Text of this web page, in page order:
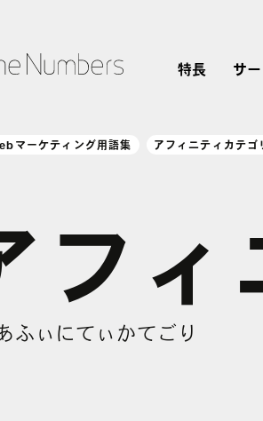
特長 サ
マーケティング用語集 アフィニティカテゴ
フ
ふぃにてぃかてごり